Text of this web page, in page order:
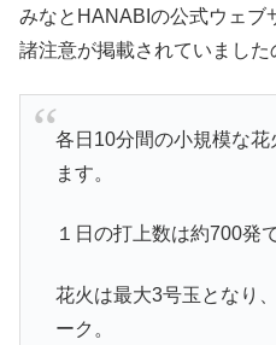
みなとHANABIの公式ウェブ
諸注意が掲載されていました
各日10分間の小規模な花
ます。
１日の打上数は約700発
花火は最大3号玉となり
ーク。